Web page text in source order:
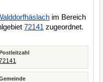
im Bereich
72141 zugeordnet.